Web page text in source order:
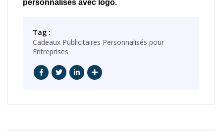
personnalisés avec logo.
Tag :
Cadeaux Publicitaires Personnalisés pour
Entreprises